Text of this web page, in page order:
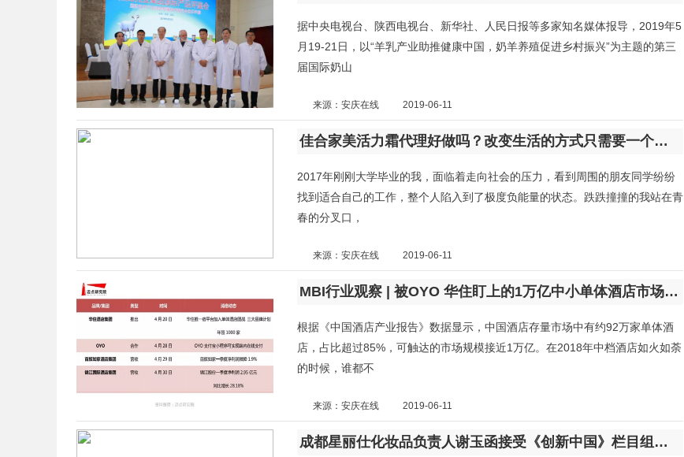
据中央电视台、陕西电视台、新华社、人民日报等多家知名媒体报导，2019年5
月19-21日，以“羊乳产业助推健康中国，奶羊养殖促进乡村振兴”为主题的第三
届国际奶山
来源：安庆在线 2019-06-11
佳合家美活力霜代理好做吗？改变生活的方式只需要一个选择
2017年刚刚大学毕业的我，面临着走向社会的压力，看到周围的朋友同学纷纷
找到适合自己的工作，整个人陷入到了极度负能量的状态。跌跌撞撞的我站在青
春的分叉口，
来源：安庆在线 2019-06-11
MBI行业观察 | 被OYO 华住盯上的1万亿中小单体酒店市场 现在冲进去还来得及吗？
根据《中国酒店产业报告》数据显示，中国酒店存量市场中有约92万家单体酒
店，占比超过85%，可触达的市场规模接近1万亿。在2018年中档酒店如火如荼
的时候，谁都不
来源：安庆在线 2019-06-11
成都星丽仕化妆品负责人谢玉函接受《创新中国》栏目组采访